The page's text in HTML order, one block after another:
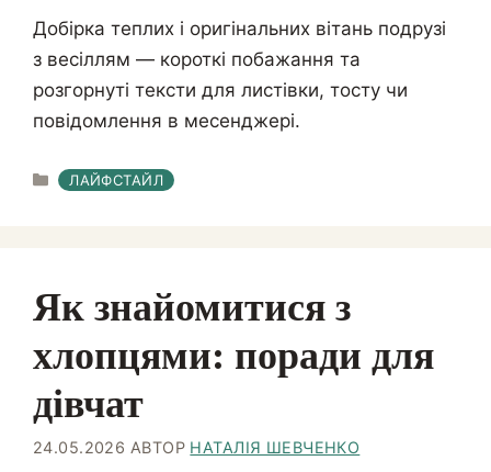
Добірка теплих і оригінальних вітань подрузі
з весіллям — короткі побажання та
розгорнуті тексти для листівки, тосту чи
повідомлення в месенджері.
КАТЕГОРІЇ
ЛАЙФСТАЙЛ
Як знайомитися з
хлопцями: поради для
дівчат
24.05.2026 АВТОР НАТАЛІЯ ШЕВЧЕНКО